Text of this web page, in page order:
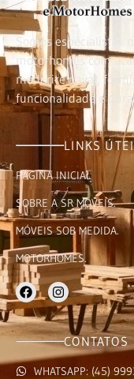
Somos especialistas
motorhomes com
maderite naval,
funcionalidade e
LINKS
PÁGINA INICIAL
SOBRE A SR MÓVEIS.
MÓVEIS SOB MEDIDA.
MOTORHOMES.
CONTATOS
WHATSAPP: (45)